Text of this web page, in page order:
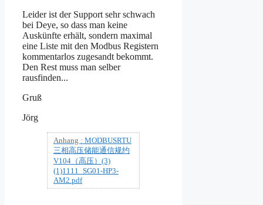
Leider ist der Support sehr schwach
bei Deye, so dass man keine
Auskünfte erhält, sondern maximal
eine Liste mit den Modbus Registern
kommentarlos zugesandt bekommt.
Den Rest muss man selber
rausfinden...
Gruß
Jörg
Anhang : MODBUSRTU
三相高压储能通信规约
V104（高压）(3)
(1)1111_SG01-HP3-
AM2.pdf